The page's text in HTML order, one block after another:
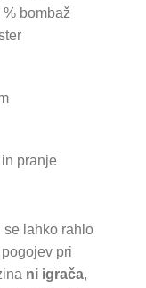
bombaž
pranje
se lahko rahlo
pri
ni igrača,